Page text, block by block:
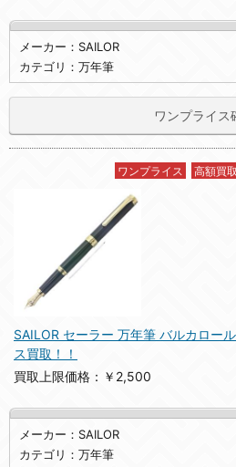
メーカー：SAILOR
カテゴリ：万年筆
ワンプライス
ワンプライス 高額買
SAILOR セーラー 万年筆 バルカロー
ス買取！！
買取上限価格：￥2,500
メーカー：SAILOR
カテゴリ：万年筆